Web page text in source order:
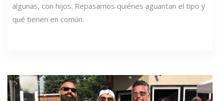
algunas, con hijos. Repasamos quiénes aguantan el tipo y
qué tienen en común.